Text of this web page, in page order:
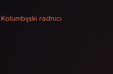
Kolumbijski radnici